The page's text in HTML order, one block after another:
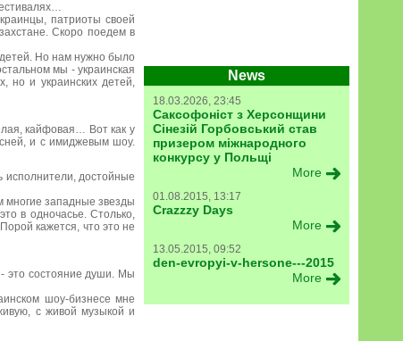
News
18.03.2026, 23:45
Саксофоніст з Херсонщини
Сінезій Горбовський став
призером міжнародного
конкурсу у Польщі
More
01.08.2015, 13:17
Crazzzy Days
More
13.05.2015, 09:52
den-evropyi-v-hersone---2015
More
патриоты своей
Скоро поедем в
детей. Но нам нужно было
мы - украинская
но и украинских детей,
кайфовая… Вот как у
и с имиджевым шоу.
исполнители, достойные
многие западные звезды
в одночасье. Столько,
кажется, что это не
это состояние души. Мы
шоу-бизнесе мне
с живой музыкой и